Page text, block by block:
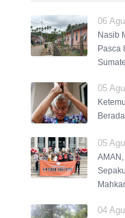
06
Nasib
Pasca
05
05
04